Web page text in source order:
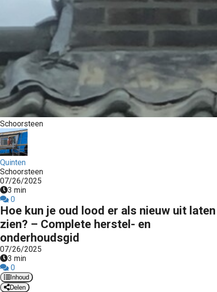
Schoorsteen
Quinten
Schoorsteen
07/26/2025
3 min
0
Hoe kun je oud lood er als nieuw uit laten
zien? – Complete herstel- en
onderhoudsgid
07/26/2025
3 min
0
Inhoud
Delen